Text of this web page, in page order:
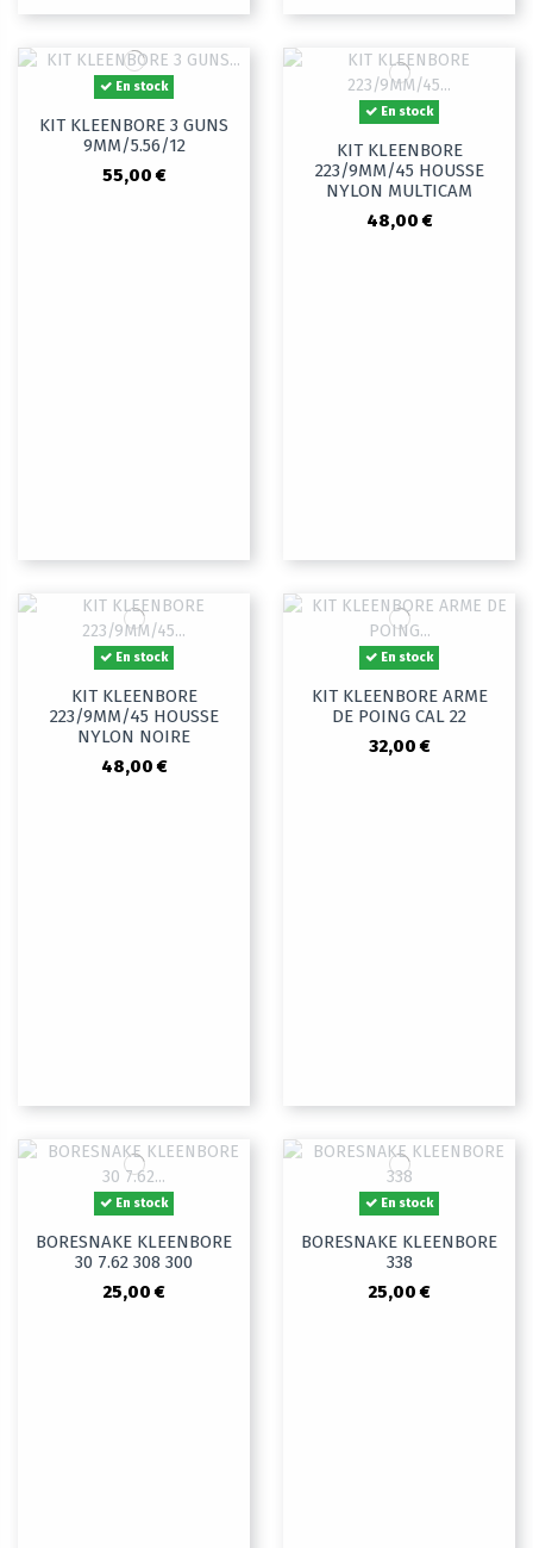
En stock
KIT KLEENBORE 3 GUNS
9MM/5.56/12
55,00 €
En stock
KIT KLEENBORE
223/9MM/45 HOUSSE
NYLON MULTICAM
48,00 €
En stock
KIT KLEENBORE
223/9MM/45 HOUSSE
NYLON NOIRE
48,00 €
En stock
KIT KLEENBORE ARME
DE POING CAL 22
32,00 €
En stock
BORESNAKE KLEENBORE
30 7.62 308 300
25,00 €
En stock
BORESNAKE KLEENBORE
338
25,00 €